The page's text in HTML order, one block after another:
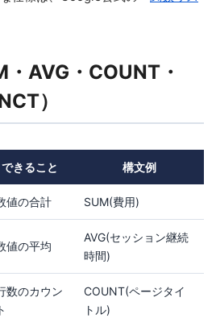
AVG・COUNT・
）
できること 構文例
値の合計 SUM(費用)
値の平均
AVG(セッション継続
時間)
数のカウン
ト
COUNT(ページタイ
トル)